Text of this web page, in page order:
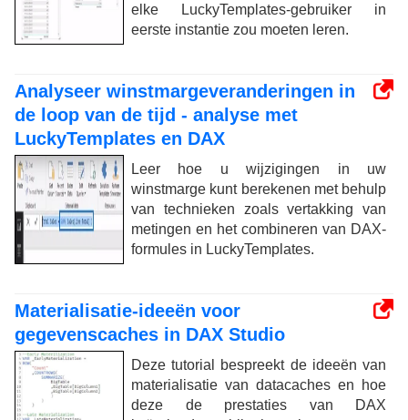
elke LuckyTemplates-gebruiker in
eerste instantie zou moeten leren.
Analyseer winstmargeveranderingen in
de loop van de tijd - analyse met
LuckyTemplates en DAX
Leer hoe u wijzigingen in uw
winstmarge kunt berekenen met behulp
van technieken zoals vertakking van
metingen en het combineren van DAX-
formules in LuckyTemplates.
Materialisatie-ideeën voor
gegevenscaches in DAX Studio
Deze tutorial bespreekt de ideeën van
materialisatie van datacaches en hoe
deze de prestaties van DAX